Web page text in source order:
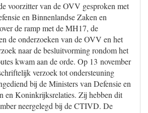
voorzitter van de OVV gesproken met
en Binnenlandse Zaken en
de ramp met de MH17, de
de onderzoeken van de OVV en het
naar de besluitvorming rondom het
kwam aan de orde. Op 13 november
verzoek tot ondersteuning
bij de Ministers van Defensie en
en Koninkrijksrelaties. Zij hebben dit
neergelegd bij de CTIVD. De